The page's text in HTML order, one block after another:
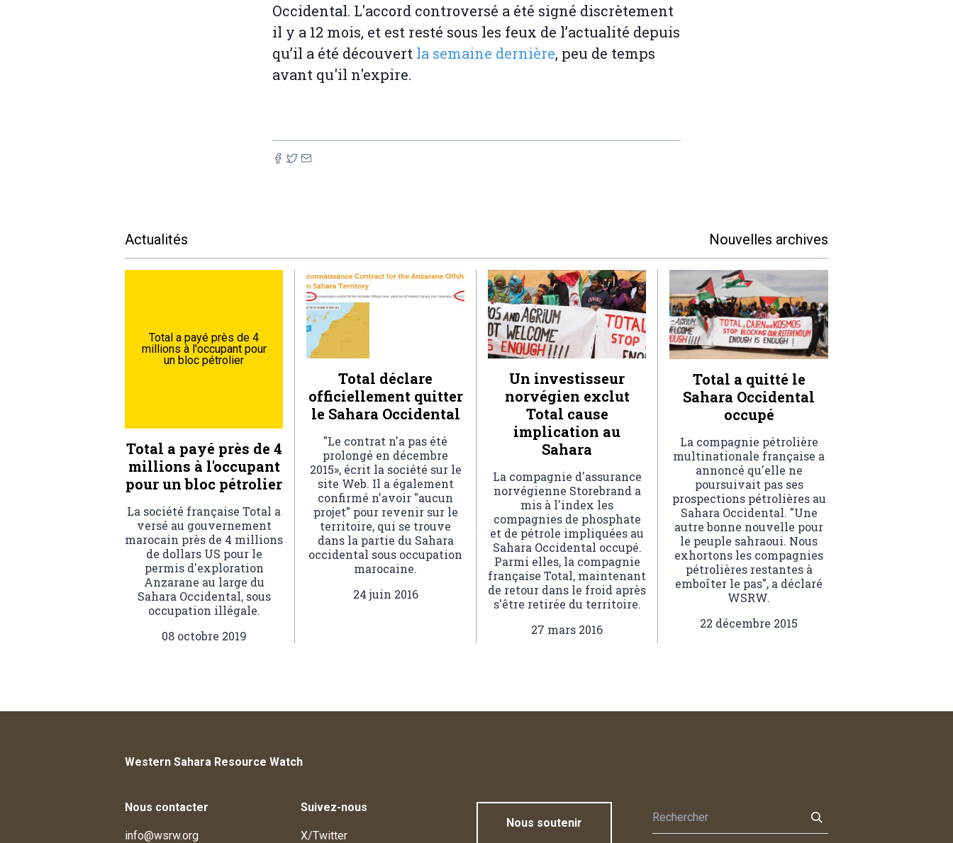
Occidental. L'accord controversé a été signé discrètement
il y a 12 mois, et est resté sous les feux de l’actualité depuis
qu’il a été découvert la semaine dernière, peu de temps
avant qu'il n'expire.
Actualités Nouvelles archives
Total a payé près de 4
millions à l'occupant pour
un bloc pétrolier
Total a payé près de 4
millions à l'occupant
pour un bloc pétrolier
La société française Total a
versé au gouvernement
marocain près de 4 millions
de dollars US pour le
permis d'exploration
Anzarane au large du
Sahara Occidental, sous
occupation illégale.
08 octobre 2019
Total déclare
officiellement quitter
le Sahara Occidental
"Le contrat n'a pas été
prolongé en décembre
2015», écrit la société sur le
site Web. Il a également
confirmé n'avoir "aucun
projet" pour revenir sur le
territoire, qui se trouve
dans la partie du Sahara
occidental sous occupation
marocaine.
24 juin 2016
Un investisseur
norvégien exclut
Total cause
implication au
Sahara
La compagnie d'assurance
norvégienne Storebrand a
mis à l'index les
compagnies de phosphate
et de pétrole impliquées au
Sahara Occidental occupé.
Parmi elles, la compagnie
française Total, maintenant
de retour dans le froid après
s'être retirée du territoire.
27 mars 2016
Total a quitté le
Sahara Occidental
occupé
La compagnie pétrolière
multinationale française a
annoncé qu'elle ne
poursuivait pas ses
prospections pétrolières au
Sahara Occidental. "Une
autre bonne nouvelle pour
le peuple sahraoui. Nous
exhortons les compagnies
pétrolières restantes à
emboîter le pas", a déclaré
WSRW.
22 décembre 2015
Western Sahara Resource Watch
Nous contacter
info@wsrw.org
Suivez-nous
X/Twitter
Nous soutenir